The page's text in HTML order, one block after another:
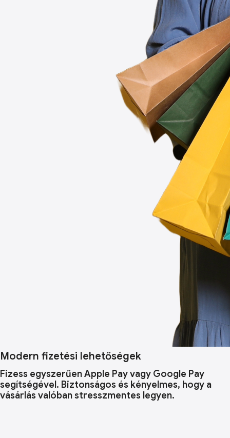
Modern fizetési lehetőségek
Fizess egyszerűen Apple Pay vagy Google Pay
segítségével. Biztonságos és kényelmes, hogy a
vásárlás valóban stresszmentes legyen.